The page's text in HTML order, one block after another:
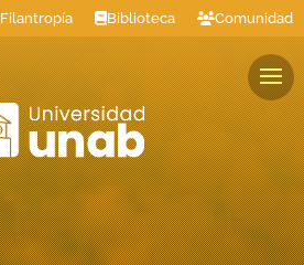
Filantropía Biblioteca Comunidad
Colaboradores Graduados